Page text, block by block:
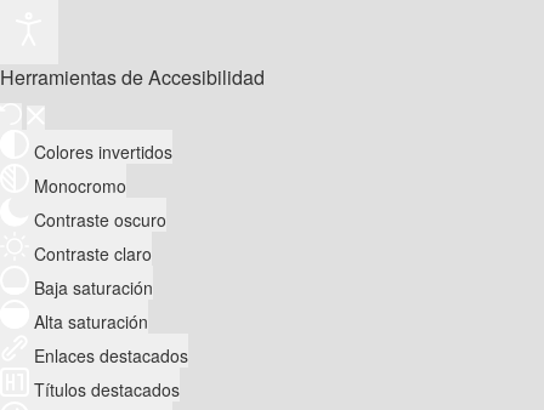
Herramientas de Accesibilidad
Colores invertidos
Monocromo
Contraste oscuro
Contraste claro
Baja saturación
Alta saturación
Enlaces destacados
Títulos destacados